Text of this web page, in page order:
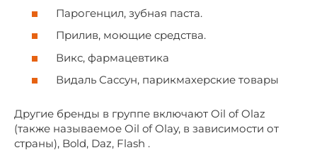
Парогенцил, зубная паста.
Прилив, моющие средства.
Викс, фармацевтика
Видаль Сассун, парикмахерские товары
Другие бренды в группе включают Oil of Olaz
(также называемое Oil of Olay, в зависимости от
страны), Bold, Daz, Flash .